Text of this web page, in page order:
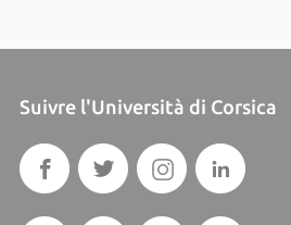
Suivre l'Università di Corsica